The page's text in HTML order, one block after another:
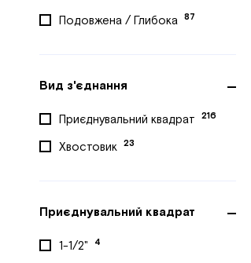
Подовжена / Глибока 87
Вид з'єднання
Приєднувальний квадрат 216
Хвостовик 23
Приєднувальний квадрат
1-1/2" 4